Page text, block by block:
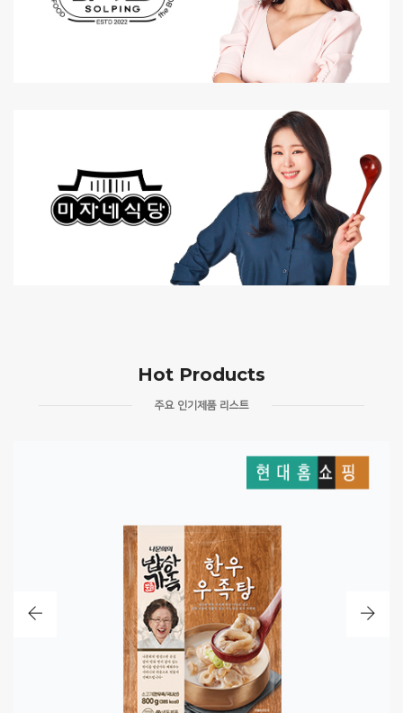
Hot Products
주요 인기제품 리스트
나문희의 밥상가득
진한 국물이 일품인 정성가득 담은 한우 우족탕